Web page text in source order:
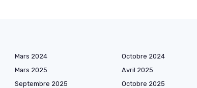
Mars 2024 Octobre 2024
Mars 2025
Avril 2025
Septembre 2025
Octobre 2025